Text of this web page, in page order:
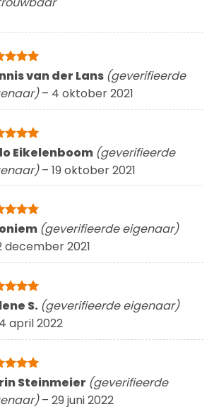
van der Lans (geverifieerde
– 4 oktober 2021
Eikelenboom (geverifieerde
– 19 oktober 2021
(geverifieerde eigenaar)
december 2021
S. (geverifieerde eigenaar)
april 2022
5Steinmeier (geverifieerde
– 29 juni 2022